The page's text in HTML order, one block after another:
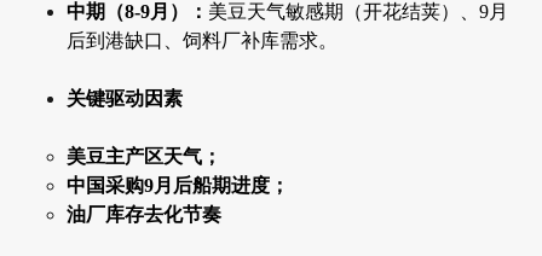
中期（8-9月）： 美豆天气敏感期（开花结荚）、9月
后到港缺口、饲料厂补库需求。
关键驱动因素
美豆主产区天气；
中国采购9月后船期进度；
油厂库存去化节奏